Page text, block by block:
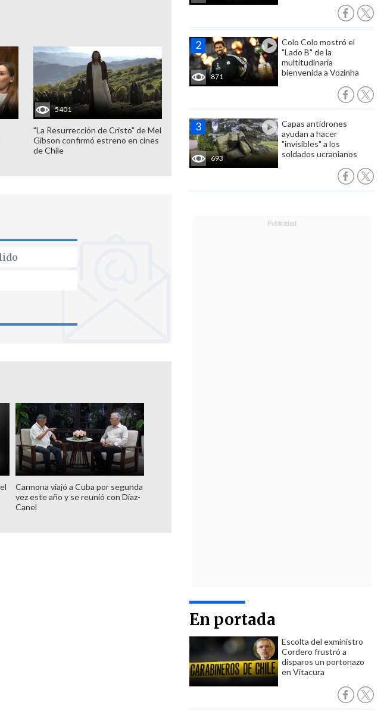
871
Colo Colo mostró el
"Lado B" de la
multitudinaria
bienvenida a Vozinha
693
Capas antidrones
ayudan a hacer
"invisibles" a los
soldados ucranianos
En portada
Escolta del exministro
Cordero frustró a
disparos un portonazo
en Vitacura
5401
"La Resurrección de Cristo" de Mel
Gibson confirmó estreno en cines
de Chile
Carmona viajó a Cuba por segunda
vez este año y se reunió con Díaz-
Canel